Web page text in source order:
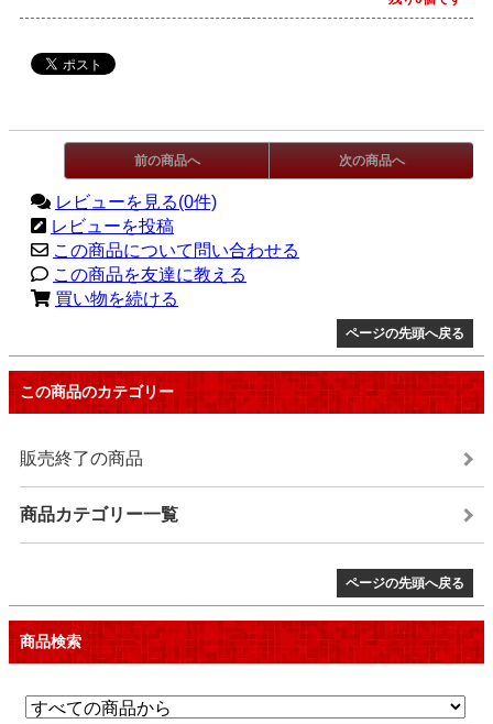
前の商品へ 次の商品へ
レビューを見る(0件)
レビューを投稿
この商品について問い合わせる
この商品を友達に教える
買い物を続ける
ページの先頭へ戻る
この商品のカテゴリー
販売終了の商品
商品カテゴリー一覧
ページの先頭へ戻る
商品検索